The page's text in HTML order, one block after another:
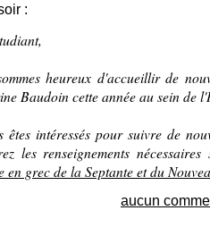
:
heureux d'accueillir de
Baudoin cette année au sein de
êtes intéressés pour suivre de
les renseignements
en grec de la Septante et du
aucun